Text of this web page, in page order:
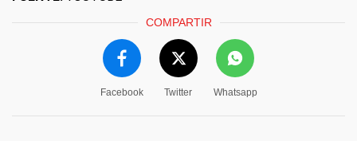
COMPARTIR
Facebook Twitter Whatsapp